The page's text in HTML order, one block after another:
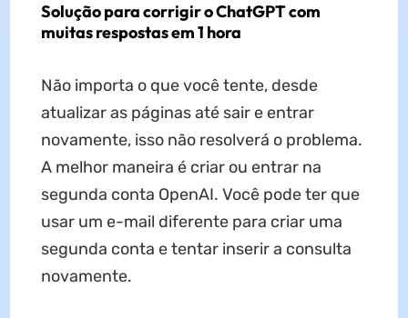
Solução para corrigir o ChatGPT com
muitas respostas em 1 hora
Não importa o que você tente, desde
atualizar as páginas até sair e entrar
novamente, isso não resolverá o problema.
A melhor maneira é criar ou entrar na
segunda conta OpenAI. Você pode ter que
usar um e-mail diferente para criar uma
segunda conta e tentar inserir a consulta
novamente.